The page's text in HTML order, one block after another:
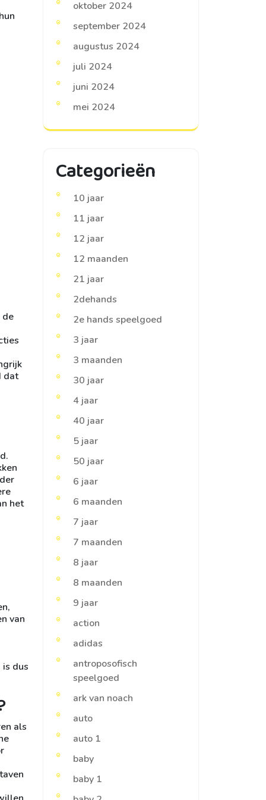
de
dat
het
van
dus
als
oktober 2024
september 2024
augustus 2024
juli 2024
juni 2024
mei 2024
Categorieën
10 jaar
11 jaar
12 jaar
12 maanden
21 jaar
2dehands
2e hands speelgoed
3 jaar
3 maanden
30 jaar
4 jaar
40 jaar
5 jaar
50 jaar
6 jaar
6 maanden
7 jaar
7 maanden
8 jaar
8 maanden
9 jaar
action
adidas
antroposofisch
speelgoed
ark van noach
auto
auto 1
baby
baby 1